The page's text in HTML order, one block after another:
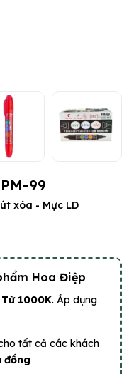
99
xóa - Mực LD
Hoa Điệp
1000K. Áp dụng
tất cả các khách
đồng